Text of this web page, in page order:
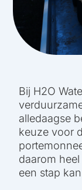
Bij H2O
alledaagse
keuze voor
daarom
een stap